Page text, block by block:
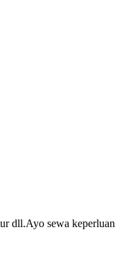
dll.Ayo sewa keperluan